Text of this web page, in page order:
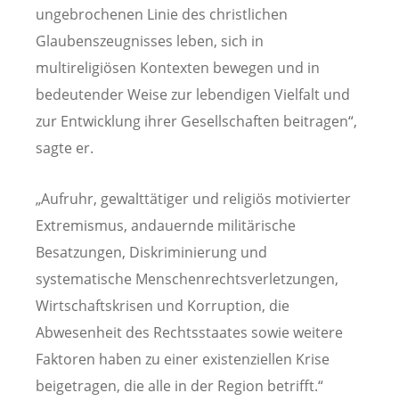
ungebrochenen Linie des christlichen
Glaubenszeugnisses leben, sich in
multireligiösen Kontexten bewegen und in
bedeutender Weise zur lebendigen Vielfalt und
zur Entwicklung ihrer Gesellschaften beitragen“,
sagte er.
„Aufruhr, gewalttätiger und religiös motivierter
Extremismus, andauernde militärische
Besatzungen, Diskriminierung und
systematische Menschenrechtsverletzungen,
Wirtschaftskrisen und Korruption, die
Abwesenheit des Rechtsstaates sowie weitere
Faktoren haben zu einer existenziellen Krise
beigetragen, die alle in der Region betrifft.“